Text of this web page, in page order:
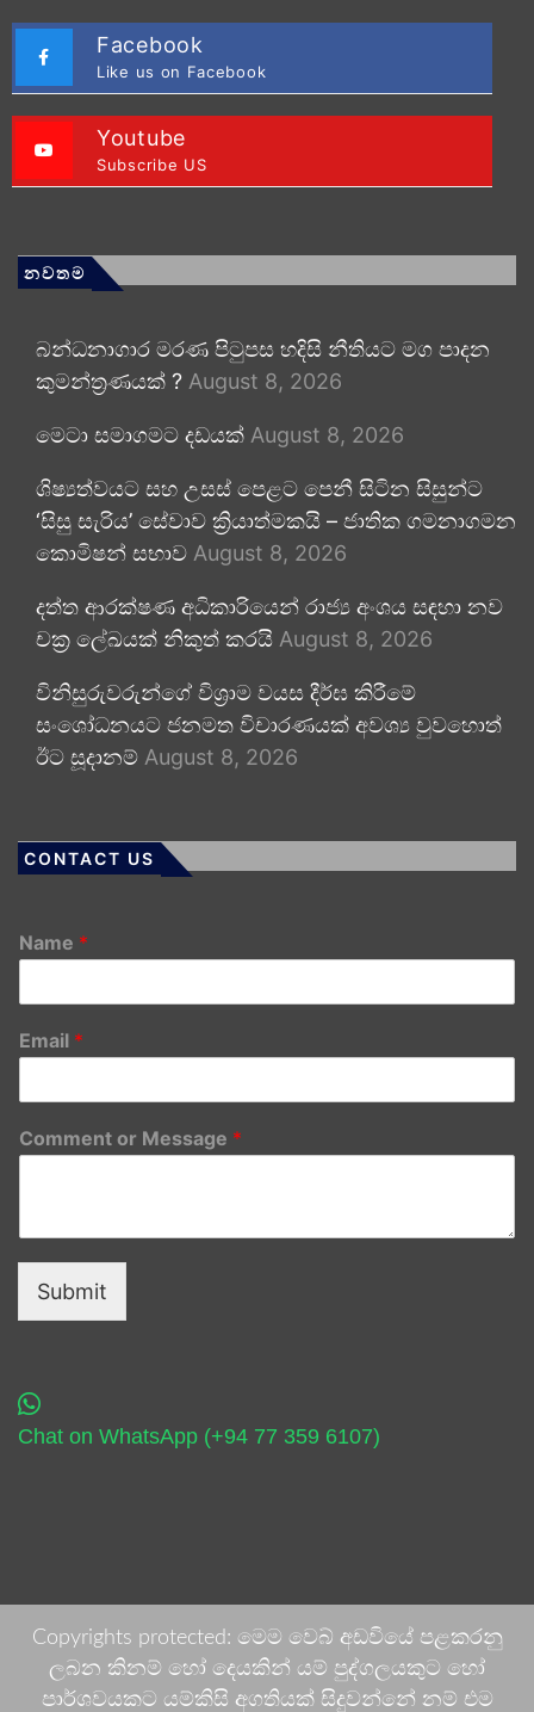
Facebook
Like us on Facebook
Youtube
Subscribe US
නවතම
බන්ධනාගාර මරණ පිටුපස හදිසි නීතියට මග පාදන
කුමන්ත්‍රණයක් ? August 8, 2026
මෙටා සමාගමට දඩයක් August 8, 2026
ශිෂ්‍යත්වයට සහ උසස් පෙළට පෙනී සිටින සිසුන්ට
‘සිසු සැරිය’ සේවාව ක්‍රියාත්මකයි – ජාතික ගමනාගමන
කොමිෂන් සභාව August 8, 2026
දත්ත ආරක්ෂණ අධිකාරියෙන් රාජ්‍ය අංශය සඳහා නව
චක්‍ර ලේඛයක් නිකුත් කරයි August 8, 2026
විනිසුරුවරුන්ගේ විශ්‍රාම වයස දීර්ඝ කිරීමේ
සංශෝධනයට ජනමත විචාරණයක් අවශ්‍ය වුවහොත්
ඊට සූදානම් August 8, 2026
CONTACT US
Name *
Email *
Comment or Message *
Submit
Chat on WhatsApp (+94 77 359 6107)
Copyrights protected: මෙම වෙබ් අඩවියේ පළකරනු
ලබන කිනම් හෝ දෙයකින් යම් පුද්ගලයකුට හෝ
පාර්ශවයකට යම්කිසි අගතියක් සිදුවන්නේ නම් එම